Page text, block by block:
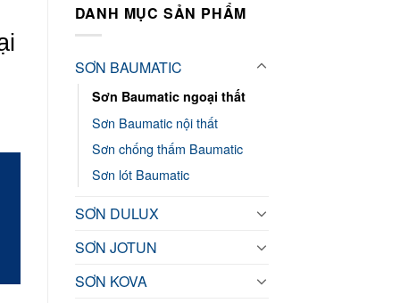
DANH MỤC SẢN PHẨM
SƠN BAUMATIC
Sơn Baumatic ngoại thất
Sơn Baumatic nội thất
Sơn chống thấm Baumatic
Sơn lót Baumatic
SƠN DULUX
SƠN JOTUN
SƠN KOVA